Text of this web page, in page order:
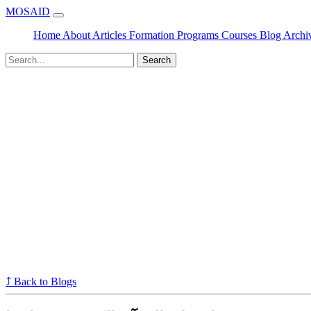
MOSAID
Home About Articles Formation Programs Courses Blog
Search
⤴ Back to Blogs